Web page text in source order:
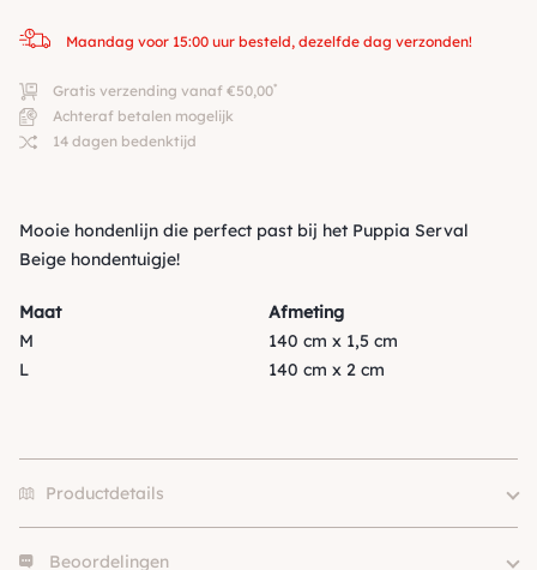
Maandag voor 15:00 uur besteld, dezelfde dag verzonden!
Gratis verzending vanaf €50,00*
Achteraf betalen mogelijk
14 dagen bedenktijd
Mooie hondenlijn die perfect past bij het Puppia Serval
Beige hondentuigje!
Maat
Afmeting
M
140 cm x 1,5 cm
L
140 cm x 2 cm
Productdetails
SizeBeoordelingen